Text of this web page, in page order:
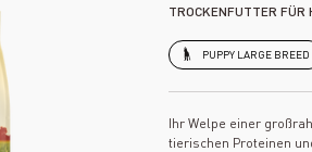
TROCKENFUTTER FÜR
PUPPY LARGE BREED
Ihr Welpe einer
tierischen Proteinen